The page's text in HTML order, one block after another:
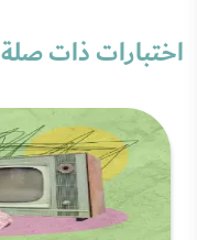
اختبارات ذات صلة